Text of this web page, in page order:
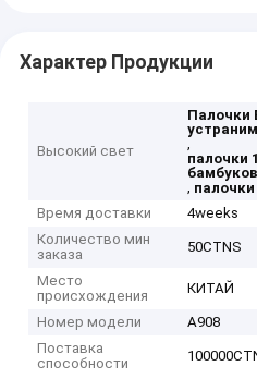
Характер Продукции
Высокий свет
Палочки
,
палочки
,
Время доставки
4weeks
Количество мин
заказа
50CTNS
Место
происхождения
КИТАЙ
Номер модели
A908
Поставка
способности